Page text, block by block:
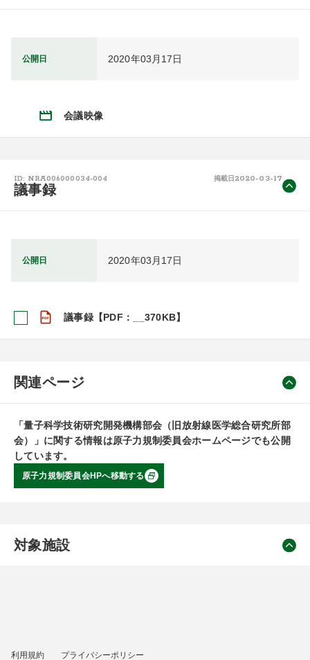
公開日 2020年03月17日
会議映像
ID: NRA006000034-004 掲載日 2020-03-17
議事録
公開日 2020年03月17日
議事録【PDF：__370KB】
関連ページ
「量子科学技術研究開発機構部会（旧放射線医学総合研究所部
会）」に関する情報は原子力規制委員会ホームページでも公開
しています。
原子力規制委員会HPへ移動する
対象施設
利用規約 プライバシーポリシー